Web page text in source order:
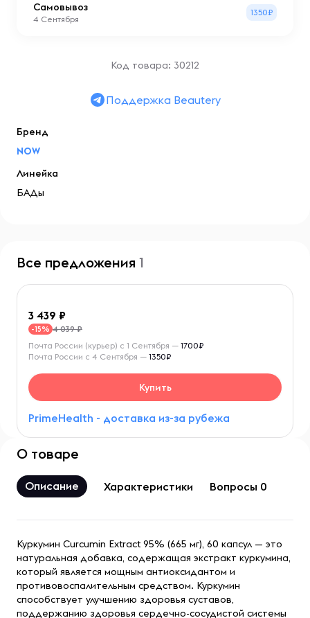
Самовывоз
4 Сентября
1350₽
Код товара: 30212
Поддержка Beautery
Бренд
NOW
Линейка
БАДы
Все предложения 1
3 439
-15% 4 039 ₽
PrimeHealth - доставка из-за рубежа
Почта России (курьер) с 1 Сентября — 1700₽
Почта России с 4 Сентября — 1350₽
Купить
О товаре
Описание Характеристики Вопросы 0
Куркумин Curcumin Extract 95% (665 мг), 60 капсул — это
натуральная добавка, содержащая экстракт куркумина,
который является мощным антиоксидантом и
противовоспалительным средством. Куркумин
способствует улучшению здоровья суставов,
поддержанию здоровья сердечно-сосудистой системы